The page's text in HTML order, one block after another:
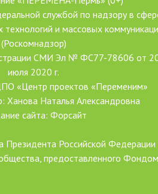
службой по надзору в
технологий и массовых
(Роскомнадзор)
СМИ Эл № ФС77-78606 от
июля 2020 г.
«Центр проектов «Переменим»
Ханова Наталья Александровна
сайта: Форсайт
Президента Российской Федерации
предоставленного Фондом